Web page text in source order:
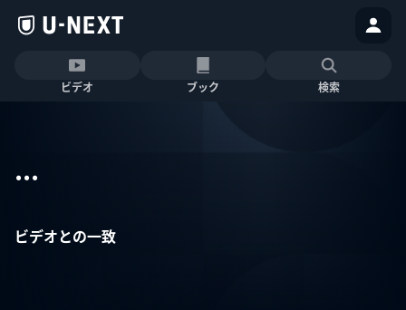
ビデオ ブック 検索
...
ビデオとの一致